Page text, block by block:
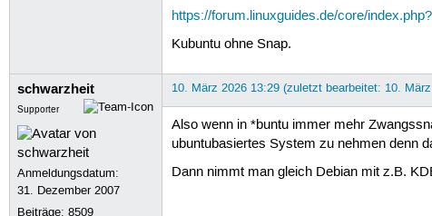
https://forum.linuxguides.de/core/
Kubuntu ohne Snap.
schwarzheit
Supporter
Anmeldungsdatum:
31. Dezember 2007
Beiträge:8509
10. März 2026 13:29 (zuletzt bearbeitet: 10.
Also wenn in *buntu immer mehr
ubuntubasiertes System zu nehmen denn
Dann nimmt man gleich Debian mit z.B.